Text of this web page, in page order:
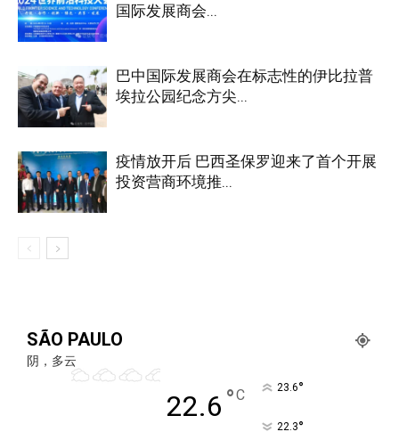
国际发展商会...
巴中国际发展商会在标志性的伊比拉普
埃拉公园纪念方尖...
疫情放开后 巴西圣保罗迎来了首个开展
投资营商环境推...
SÃO PAULO
阴，多云
22.6 °C 23.6°
22.3°